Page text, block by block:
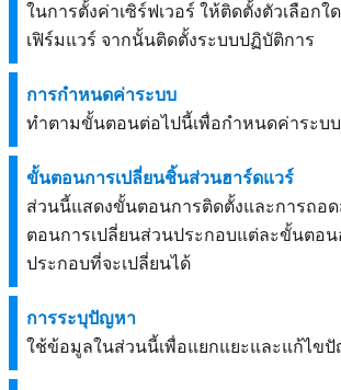
ในการตั้งค่าเซิร์ฟเวอร์ ให้ติดตั้งตัวเลือก
เฟิร์มแวร์ จากนั้นติดตั้งระบบปฏิบัติการ
การกำหนดค่าระบบ
ทำตามขั้นตอนต่อไปนี้เพื่อกำหนดค่าระบ
ขั้นตอนการเปลี่ยนชิ้นส่วนฮาร์ดแวร์
ส่วนนี้แสดงขั้นตอนการติดตั้งและการถอ
ตอนการเปลี่ยนส่วนประกอบแต่ละขั้นตอน
ประกอบที่จะเปลี่ยนได้
การระบุปัญหา
ใช้ข้อมูลในส่วนนี้เพื่อแยกแยะและแก้ไ